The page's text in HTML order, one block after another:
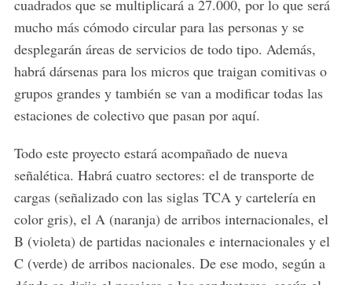
cuadrados que se multiplicará a 27.000, por lo que será
mucho más cómodo circular para las personas y se
desplegarán áreas de servicios de todo tipo. Además,
habrá dársenas para los micros que traigan comitivas o
grupos grandes y también se van a modificar todas las
estaciones de colectivo que pasan por aquí.
Todo este proyecto estará acompañado de nueva
señalética. Habrá cuatro sectores: el de transporte de
cargas (señalizado con las siglas TCA y cartelería en
color gris), el A (naranja) de arribos internacionales, el
B (violeta) de partidas nacionales e internacionales y el
C (verde) de arribos nacionales. De ese modo, según a